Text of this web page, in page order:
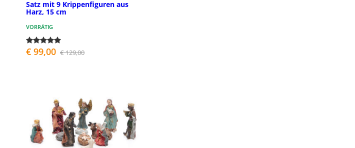
Satz mit 9 Krippenfiguren aus
Harz, 15 cm
VORRÄTIG
€ 99,00 € 129,00